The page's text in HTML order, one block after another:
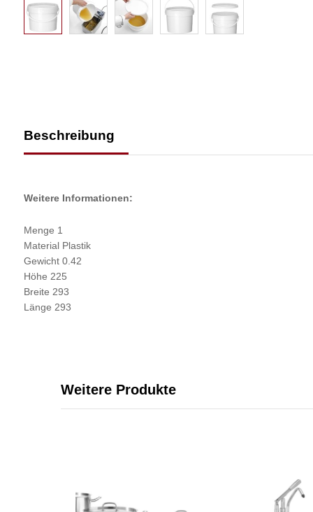
Beschreibung
Weitere Informationen:
Menge 1
Material Plastik
Gewicht 0.42
Höhe 225
Breite 293
Länge 293
Weitere Produkte